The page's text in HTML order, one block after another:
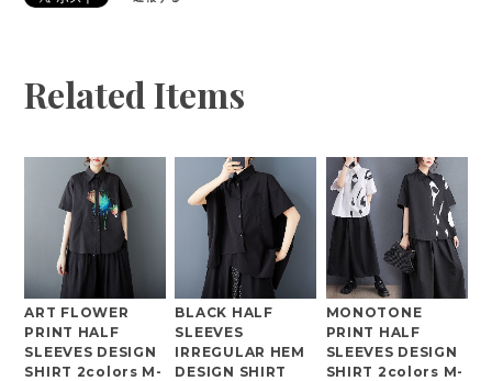
Related Items
ART FLOWER
PRINT HALF
SLEEVES DESIGN
SHIRT 2colors M-
BLACK HALF
SLEEVES
IRREGULAR HEM
DESIGN SHIRT
MONOTONE
PRINT HALF
SLEEVES DESIGN
SHIRT 2colors M-